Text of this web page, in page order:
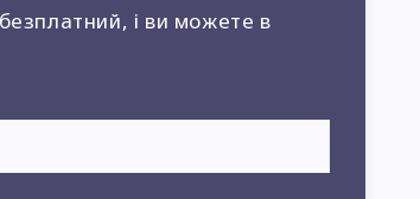
і ви можете в